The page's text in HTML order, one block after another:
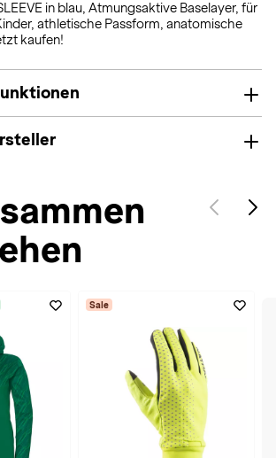
in blau, Atmungsaktive Baselayer, für
athletische Passform, anatomische
kaufen!
Sale